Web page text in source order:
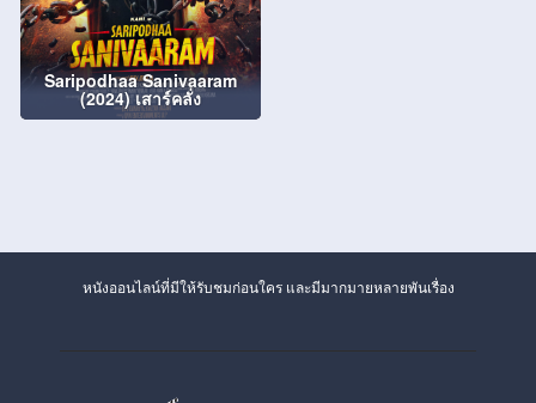
Saripodhaa Sanivaaram
(2024) เสาร์คลั่ง
หนังออนไลน์ที่มีให้รับชมก่อนใคร และมีมากมายหลายพันเรื่อง